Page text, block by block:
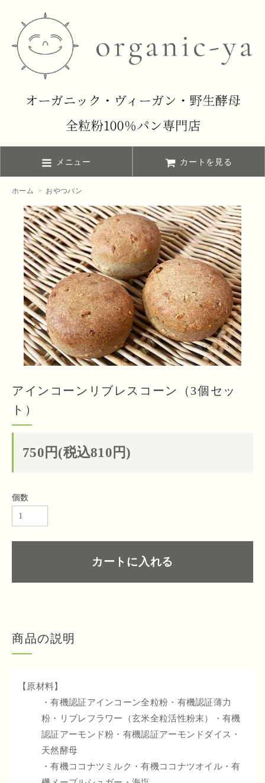
メニュー カートを見る
ホーム > おやつパン
アインコーンリブレスコーン（3個セッ
ト）
750円(税込810円)
個数
カートに入れる
商品の説明
【原材料】
・有機認証アインコーン全粒粉・有機認証薄力
粉・リブレフラワー（玄米全粒活性粉末）・有機
認証アーモンド粉・有機認証アーモンドダイス・
天然酵母
・有機ココナツミルク・有機ココナツオイル・有